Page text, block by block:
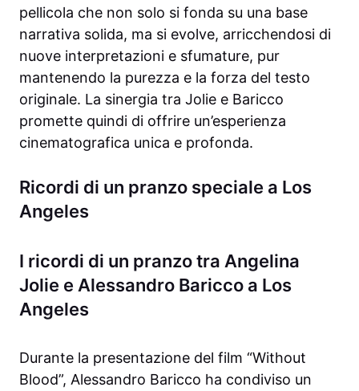
pellicola che non solo si fonda su una base
narrativa solida, ma si evolve, arricchendosi di
nuove interpretazioni e sfumature, pur
mantenendo la purezza e la forza del testo
originale. La sinergia tra Jolie e Baricco
promette quindi di offrire un’esperienza
cinematografica unica e profonda.
Ricordi di un pranzo speciale a Los
Angeles
I ricordi di un pranzo tra Angelina
Jolie e Alessandro Baricco a Los
Angeles
Durante la presentazione del film “Without
Blood”, Alessandro Baricco ha condiviso un